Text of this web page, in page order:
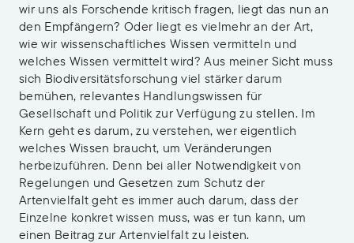
wir uns als Forschende kritisch fragen, liegt das nun an
den Empfängern? Oder liegt es vielmehr an der Art,
wie wir wissenschaftliches Wissen vermitteln und
welches Wissen vermittelt wird? Aus meiner Sicht muss
sich Biodiversitätsforschung viel stärker darum
bemühen, relevantes Handlungswissen für
Gesellschaft und Politik zur Verfügung zu stellen. Im
Kern geht es darum, zu verstehen, wer eigentlich
welches Wissen braucht, um Veränderungen
herbeizuführen. Denn bei aller Notwendigkeit von
Regelungen und Gesetzen zum Schutz der
Artenvielfalt geht es immer auch darum, dass der
Einzelne konkret wissen muss, was er tun kann, um
einen Beitrag zur Artenvielfalt zu leisten.